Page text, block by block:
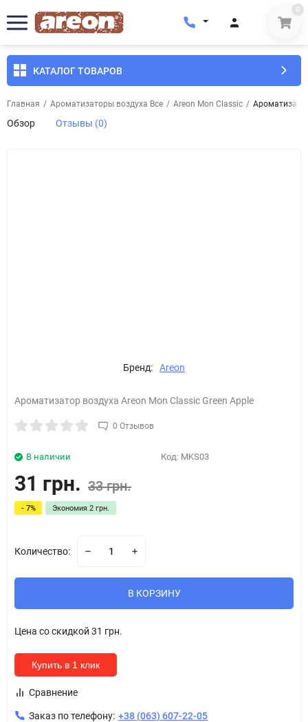
0
КАТАЛОГ ТОВАРОВ
Главная / Ароматизаторы воздуха Все / Areon Mon Classic /
Обзор Отзывы (0)
Бренд: Areon
Ароматизатор воздуха Areon Mon Classic Green Apple
0 Отзывов
В наличии Код: MKS03
31 грн. 33 грн.
- 7% Экономия 2 грн.
Количество:
В КОРЗИНУ
Цена со скидкой 31 грн.
Купить в 1 клик
Сравнение
Заказ по телефону: +38 (063) 607-22-05